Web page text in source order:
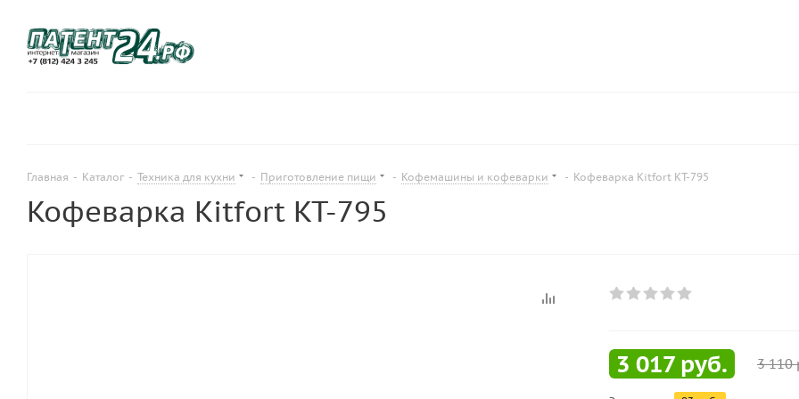
Главная - Каталог - Техника для кухни - Приготовление пищи - Кофемашины и кофеварки - Кофеварка Kitfort KT-795
Кофеварка Kitfort KT-795
3 017руб. 3 110